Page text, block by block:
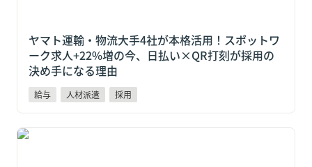
ヤマト運輸・物流大手4社が本格活用！スポットワ
ーク求人+22%増の今、日払い×QR打刻が採用の
決め手になる理由
給与 人材派遣 採用
【2026年最新版】給与前払いサービスのおすすめ12選